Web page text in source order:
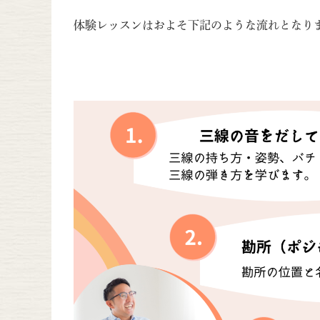
体験レッスンはおよそ下記のような流れとなり